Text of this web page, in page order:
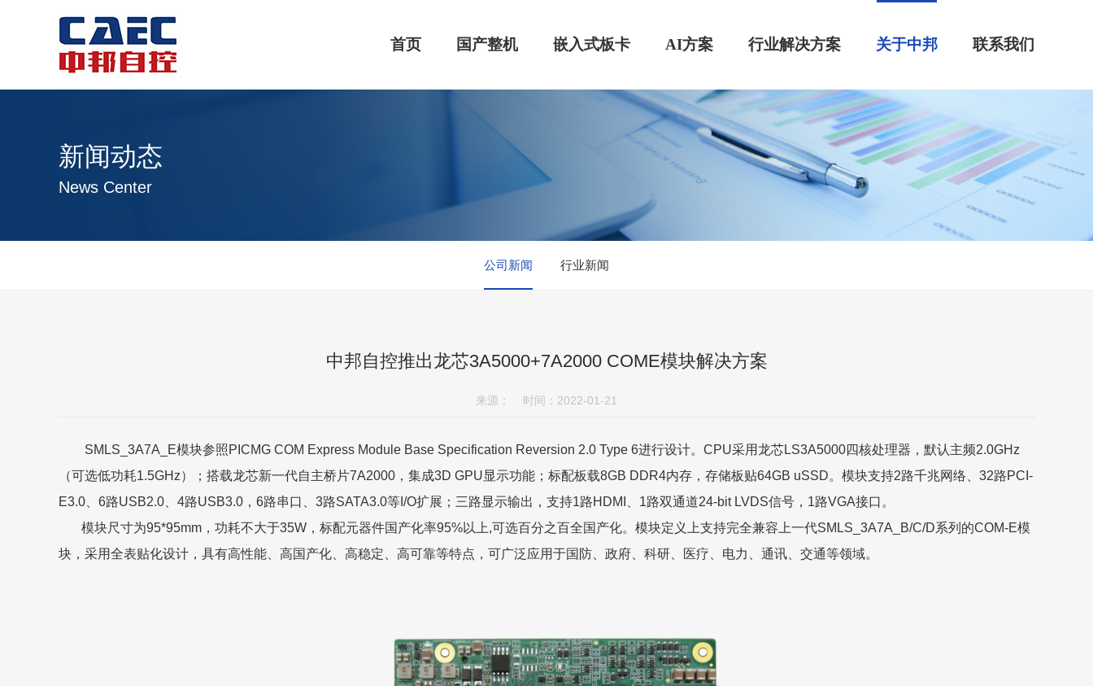
首页 国产整机 嵌入式板卡 AI方案 行业解决方案 关于中邦 联系我们
新闻动态
News Center
公司新闻 行业新闻
中邦自控推出龙芯3A5000+7A2000 COME模块解决方案
来源： 时间：2022-01-21
SMLS_3A7A_E模块参照PICMG COM Express Module Base Specification Reversion 2.0 Type 6进行设计。CPU采用龙芯LS3A5000四核处理器，默认主频2.0GHz
（可选低功耗1.5GHz）；搭载龙芯新一代自主桥片7A2000，集成3D GPU显示功能；标配板载8GB DDR4内存，存储板贴64GB uSSD。模块支持2路千兆网络、32路PCI-
E3.0、6路USB2.0、4路USB3.0，6路串口、3路SATA3.0等I/O扩展；三路显示输出，支持1路HDMI、1路双通道24-bit LVDS信号，1路VGA接口。
模块尺寸为95*95mm，功耗不大于35W，标配元器件国产化率95%以上,可选百分之百全国产化。模块定义上支持完全兼容上一代SMLS_3A7A_B/C/D系列的COM-E模
块，采用全表贴化设计，具有高性能、高国产化、高稳定、高可靠等特点，可广泛应用于国防、政府、科研、医疗、电力、通讯、交通等领域。